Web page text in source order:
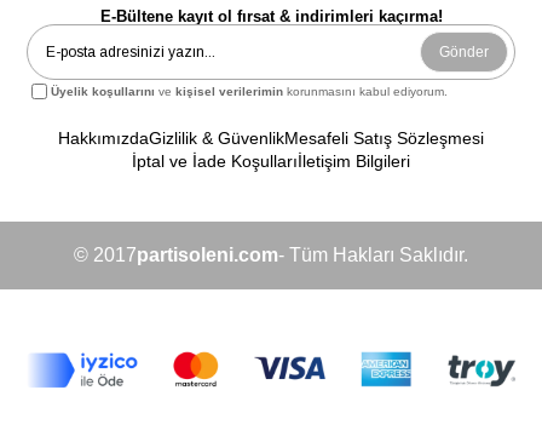
E-Bültene kayıt ol fırsat & indirimleri kaçırma!
Gönder
Üyelik koşullarını vekişisel verilerimin korunmasını kabul ediyorum.
HakkımızdaGizlilik & GüvenlikMesafeli Satış Sözleşmesi
İptal ve İade Koşullarıİletişim Bilgileri
© 2017partisoleni.com- Tüm Hakları Saklıdır.